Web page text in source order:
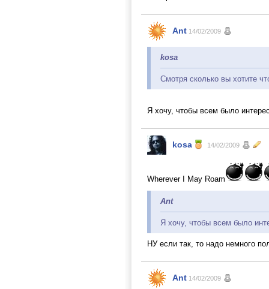
Ant 14/02/2009
kosa
Смотря сколько вы хотите
Я хочу, чтобы всем было
kosa 14/02/2009
Wherever I May Roam
Ant
Я хочу, чтобы всем было
НУ если так, то надо немного
Ant 14/02/2009